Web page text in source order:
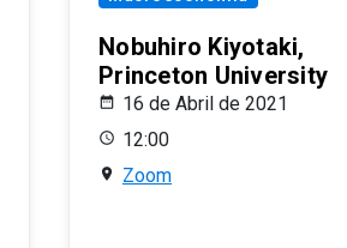
Nobuhiro Kiyotaki,
Princeton University
16 de Abril de 2021
12:00
Zoom